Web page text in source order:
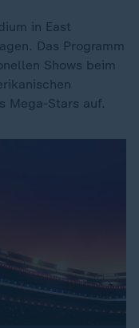
in East
Das Programm
Shows beim
Mega-Stars auf.